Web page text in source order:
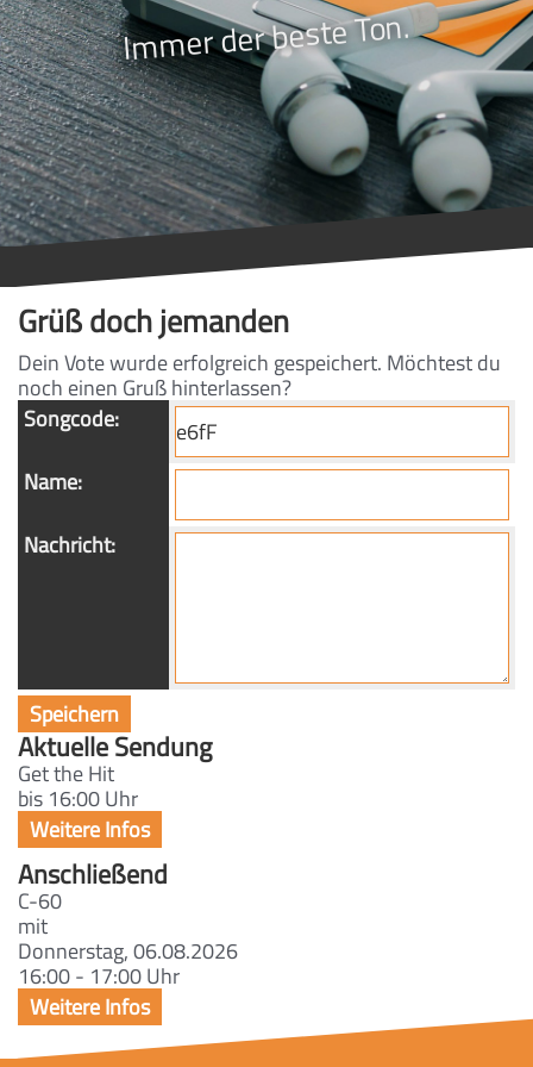
Immer der beste Ton.
Grüß doch jemanden
Dein Vote wurde erfolgreich gespeichert. Möchtest du
noch einen Gruß hinterlassen?
Songcode:
Name:
Nachricht:
Aktuelle Sendung
Get the Hit
bis 16:00 Uhr
Anschließend
C-60
mit
Donnerstag, 06.08.2026
16:00 - 17:00 Uhr